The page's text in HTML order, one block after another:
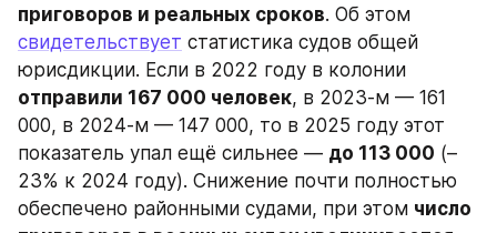
приговоров и реальных сроков
свидетельствует статистика судов общей
отправили 167 000 человек, в 2023-м — 161
000, в 2024-м — 147 000, то в 2025 году этот
показатель упал ещё сильнее — до 113 000 (–
23% к 2024 году). Снижение почти полностью
обеспечено районными судами, при этом число